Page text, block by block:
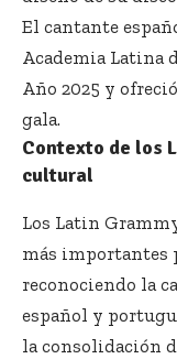
El cantante
Academia Latina
Año 2025 y
gala.
Contexto de los
cultural
Los Latin
más importantes
reconociendo la
español y
la consolidación